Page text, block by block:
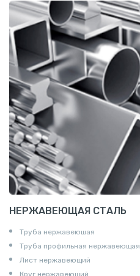
НЕРЖАВЕЮЩАЯ СТАЛЬ
Труба нержавеюшая
Труба профильная нержавеющая
Лист нержавеющий
Круг нержавеющий